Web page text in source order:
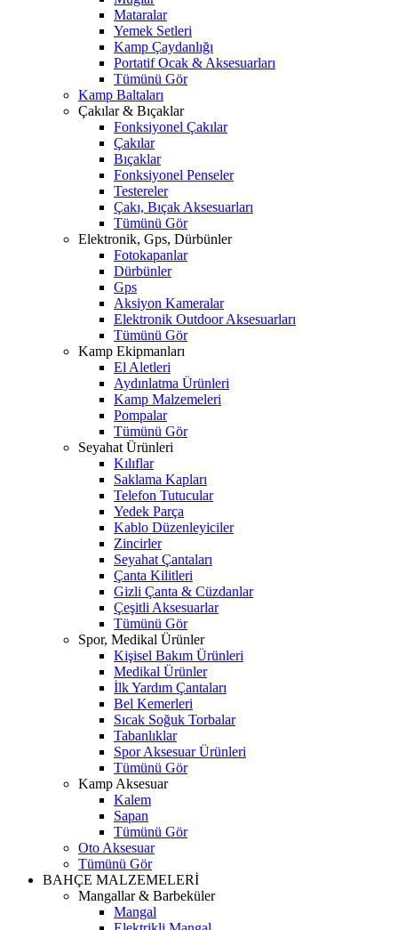
Mataralar
Yemek Setleri
Kamp Çaydanlığı
Portatif Ocak & Aksesuarları
Tümünü Gör
Kamp Baltaları
Çakılar & Bıçaklar
Fonksiyonel Çakılar
Çakılar
Bıçaklar
Fonksiyonel Penseler
Testereler
Çakı, Bıçak Aksesuarları
Tümünü Gör
Elektronik, Gps, Dürbünler
Fotokapanlar
Dürbünler
Gps
Aksiyon Kameralar
Elektronik Outdoor Aksesuarları
Tümünü Gör
Kamp Ekipmanları
El Aletleri
Aydınlatma Ürünleri
Kamp Malzemeleri
Pompalar
Tümünü Gör
Seyahat Ürünleri
Kılıflar
Saklama Kapları
Telefon Tutucular
Yedek Parça
Kablo Düzenleyiciler
Zincirler
Seyahat Çantaları
Çanta Kilitleri
Gizli Çanta & Cüzdanlar
Çeşitli Aksesuarlar
Tümünü Gör
Spor, Medikal Ürünler
Kişisel Bakım Ürünleri
Medikal Ürünler
İlk Yardım Çantaları
Bel Kemerleri
Sıcak Soğuk Torbalar
Tabanlıklar
Spor Aksesuar Ürünleri
Tümünü Gör
Kamp Aksesuar
Kalem
Sapan
Tümünü Gör
Oto Aksesuar
Tümünü Gör
BAHÇE MALZEMELERİ
Mangallar & Barbeküler
Mangal